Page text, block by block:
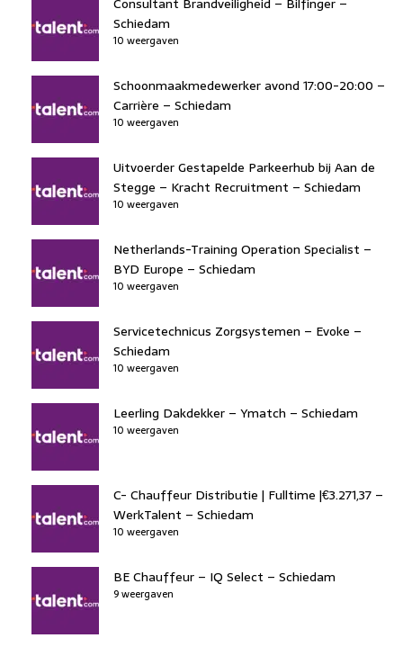
Schiedam
10 weergaven
Schoonmaakmedewerker avond 17:00-20:00 –
Carrière – Schiedam
10 weergaven
Uitvoerder Gestapelde Parkeerhub bij Aan de
Stegge – Kracht Recruitment – Schiedam
10 weergaven
Netherlands-Training Operation Specialist –
BYD Europe – Schiedam
10 weergaven
Servicetechnicus Zorgsystemen – Evoke –
Schiedam
10 weergaven
Leerling Dakdekker – Ymatch – Schiedam
10 weergaven
C- Chauffeur Distributie | Fulltime |€3.271,37 –
WerkTalent – Schiedam
10 weergaven
BE Chauffeur – IQ Select – Schiedam
9 weergaven